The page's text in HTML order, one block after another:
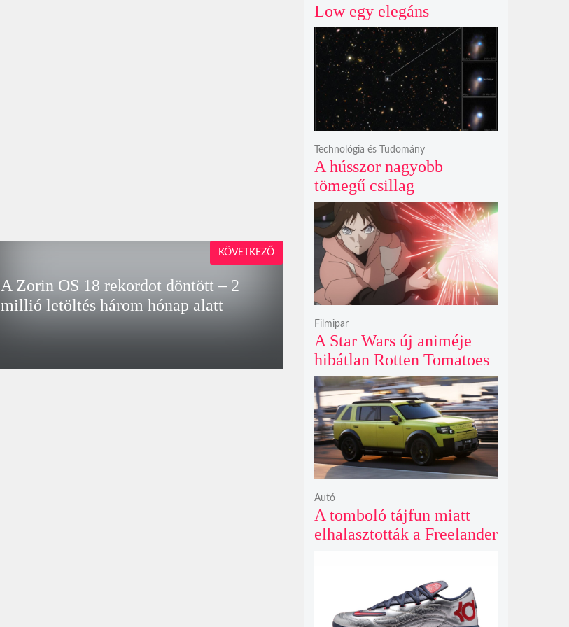
A Zorin OS 18 rekordot döntött – 2
millió letöltés három hónap alatt
KÖVETKEZŐ
Low egy elegáns
világosbarna
színváltozatban bukkant
fel újra
A hússzor nagyobb
tömegű csillag
szupernóvájának rejtélyes
első fényét gamma-kitörés
nélkül kapták lencsevégre
a Föld obszervatóriumai
Technológia és Tudomány
A Star Wars új animéje
hibátlan Rotten Tomatoes
értékeléssel bizonyítja
nincs szükség a
nagyvászonra
Filmipar
A tomboló tájfun miatt
elhalasztották a Freelander
Kelet-Kínában
Autó